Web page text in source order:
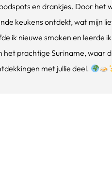
en drankjes. Door het
keukens ontdekt, wat mijn
ik nieuwe smaken en leerde ik
het prachtige Suriname, waar
met jullie deel.